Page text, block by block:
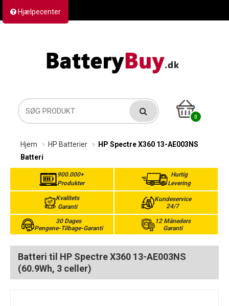
Hjælpecenter
0
Hjem HP Batterier
HP Spectre X360 13-AE003NS
Batteri
900.000+
Produkter
Hurtig
Levering
Kvalitets
Garanti
Kundeservice
24/7
30 Dages
Pengene-Tilbage-Garanti
12 Måneders
Garanti
Batteri til HP Spectre X360 13-AE003NS
(60.9Wh, 3 celler)